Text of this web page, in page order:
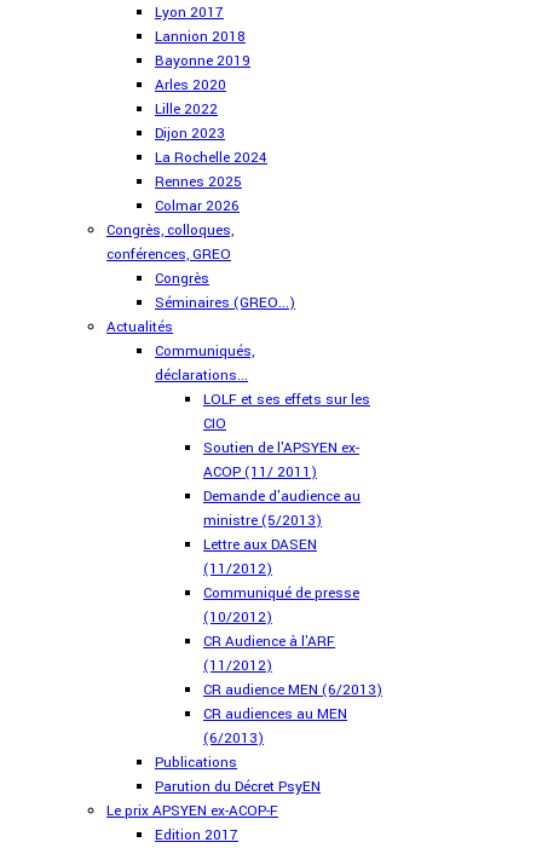
Lyon 2017
Lannion 2018
Bayonne 2019
Arles 2020
Lille 2022
Dijon 2023
La Rochelle 2024
Rennes 2025
Colmar 2026
Congrès, colloques,
conférences, GREO
Congrès
Séminaires (GREO...)
Actualités
Communiqués,
déclarations...
LOLF et ses effets sur les
CIO
Soutien de l'APSYEN ex-
ACOP (11/ 2011)
Demande d'audience au
ministre (5/2013)
Lettre aux DASEN
(11/2012)
Communiqué de presse
(10/2012)
CR Audience à l'ARF
(11/2012)
CR audience MEN (6/2013)
CR audiences au MEN
(6/2013)
Publications
Parution du Décret PsyEN
Le prix APSYEN ex-ACOP-F
Edition 2017